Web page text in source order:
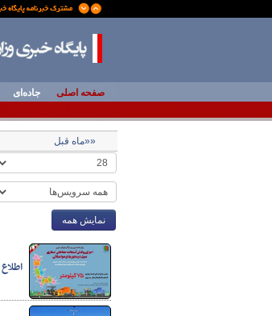
صفحه اصلی جاده‌ای
««ماه قبل
نمایش همه